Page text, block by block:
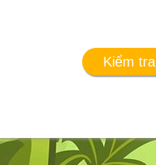
Kiểm tra